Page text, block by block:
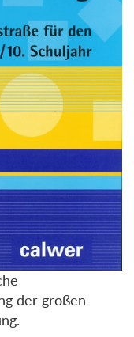
der großen